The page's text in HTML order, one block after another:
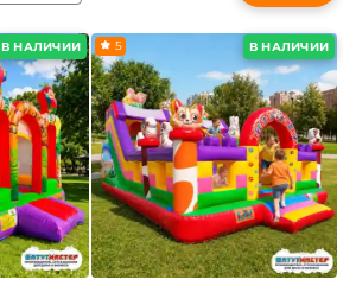
В НАЛИЧИИ В НАЛИЧИИ
5